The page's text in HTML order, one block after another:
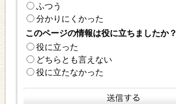
ふつう
分かりにくかった
このページの情報は役に立ちましたか？
役に立った
どちらとも言えない
役に立たなかった